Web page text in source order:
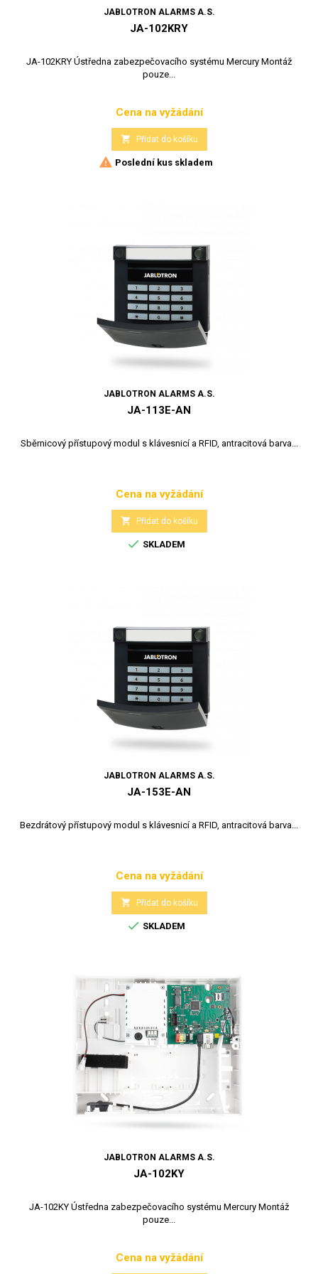
JABLOTRON ALARMS A.S.
JA-102KRY
JA-102KRY Ústředna zabezpečovacího systému Mercury Montáž
pouze...
Cena
Cena na vyžádání
 Přidat do košíku
 Poslední kus skladem
JABLOTRON ALARMS A.S.
JA-113E-AN
Sběrnicový přístupový modul s klávesnicí a RFID, antracitová barva...
Cena
Cena na vyžádání
 Přidat do košíku
 SKLADEM
JABLOTRON ALARMS A.S.
JA-153E-AN
Bezdrátový přístupový modul s klávesnicí a RFID, antracitová barva...
Cena
Cena na vyžádání
 Přidat do košíku
 SKLADEM
JABLOTRON ALARMS A.S.
JA-102KY
JA-102KY Ústředna zabezpečovacího systému Mercury Montáž
pouze...
Cena
Cena na vyžádání